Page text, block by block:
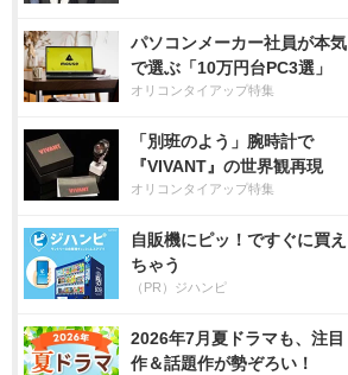
パソコンメーカー社員が本気
で選ぶ「10万円台PC3選」
オリコンタイアップ特集
「別班のよう」腕時計で
『VIVANT』の世界観再現
オリコンタイアップ特集
自販機にピッ！ですぐに買え
ちゃう
（PR）ジハンピ
2026年7月夏ドラマも、注目
作＆話題作が勢ぞろい！